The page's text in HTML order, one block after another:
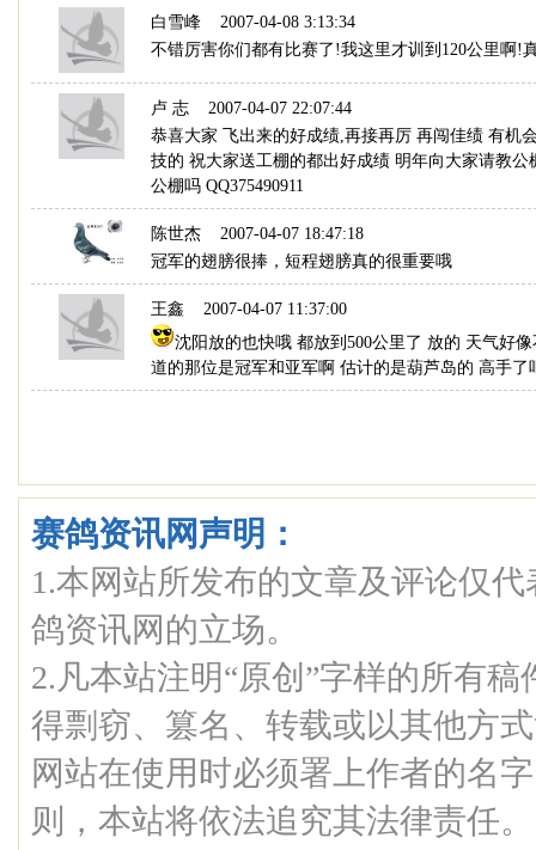
白雪峰 2007-04-08 3:13:34
不错厉害你们都有比赛了!我这里才训到120公里啊!
卢 志 2007-04-07 22:07:44
恭喜大家 飞出来的好成绩,再接再厉 再闯佳绩 有机
技的 祝大家送工棚的都出好成绩 明年向大家请教公
公棚吗 QQ375490911
陈世杰 2007-04-07 18:47:18
冠军的翅膀很捧，短程翅膀真的很重要哦
王鑫 2007-04-07 11:37:00
沈阳放的也快哦 都放到500公里了 放的 天气好
道的那位是冠军和亚军啊 估计的是葫芦岛的 高手了
赛鸽资讯网声明：
1.本网站所发布的文章及评论仅
鸽资讯网的立场。
2.凡本站注明“原创”字样的所有
得剽窃、篡名、转载或以其他方
网站在使用时必须署上作者的名
则，本站将依法追究其法律责任。